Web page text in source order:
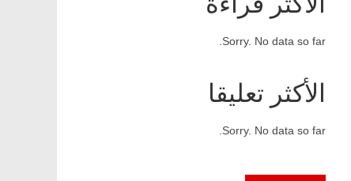
Sorry. No data so far.
الأكثر تعليقا
Sorry. No data so far.